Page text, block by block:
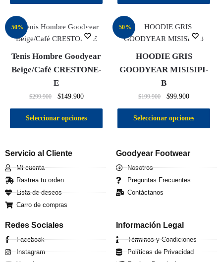
-50%
Tenis Hombre Goodyear
Beige/Café CRESTONE-
E
$299.900 $149.900
Seleccionar opciones
-50%
HOODIE GRIS
GOODYEAR MISISIPI-
B
$199.900 $99.900
Seleccionar opciones
Servicio al Cliente
Mi cuenta
Rastrea tu orden
Lista de deseos
Carro de compras
Goodyear Footwear
Nosotros
Preguntas Frecuentes
Contáctanos
Redes Sociales
Facebook
Instagram
Información Legal
Términos y Condiciones
Políticas de Privacidad